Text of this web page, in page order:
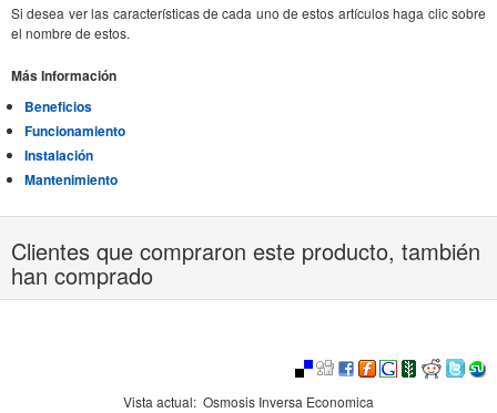
Si desea ver las características de cada uno de estos artículos haga clic sobre
el nombre de estos.
Más Información
Beneficios
Funcionamiento
Instalación
Mantenimiento
Clientes que compraron este producto, también
han comprado
Vista actual: Osmosis Inversa Economica